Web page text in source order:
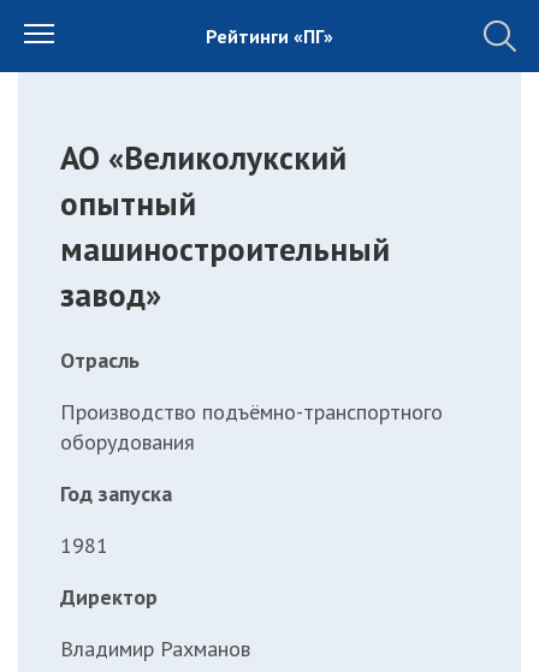
Рейтинги «ПГ»
АО «Великолукский
опытный
машиностроительный
завод»
Отрасль
Производство подъёмно-транспортного
оборудования
Год запуска
1981
Директор
Владимир Рахманов